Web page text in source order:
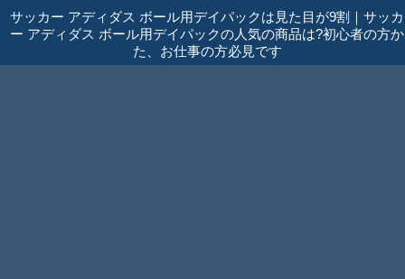
サッカー アディダス ボール用デイパックは見た目が9割 ｜ サッカ
ー アディダス ボール用デイパックの人気の商品は?初心者の方か
た、お仕事の方必見です